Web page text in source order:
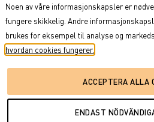
Noen av våre informasjonskapsler er
fungere skikkelig. Andre
brukes for eksempel til analyse og
hvordan cookies fungerer.